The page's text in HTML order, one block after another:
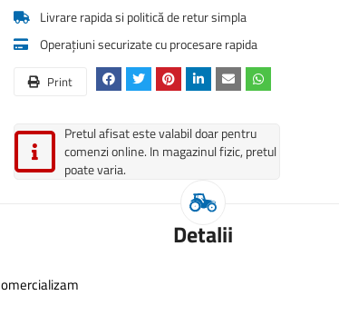
Livrare rapida si politică de retur simpla
Operațiuni securizate cu procesare rapida
Print
Pretul afisat este valabil doar pentru
comenzi online. In magazinul fizic, pretul
poate varia.
Detalii